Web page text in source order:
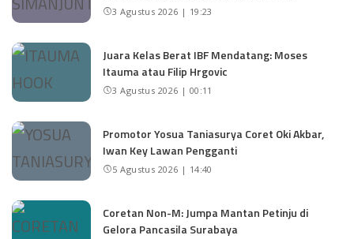
3 Agustus 2026 | 19:23
Juara Kelas Berat IBF Mendatang: Moses
Itauma atau Filip Hrgovic
3 Agustus 2026 | 00:11
Promotor Yosua Taniasurya Coret Oki Akbar,
Iwan Key Lawan Pengganti
5 Agustus 2026 | 14:40
Coretan Non-M: Jumpa Mantan Petinju di
Gelora Pancasila Surabaya